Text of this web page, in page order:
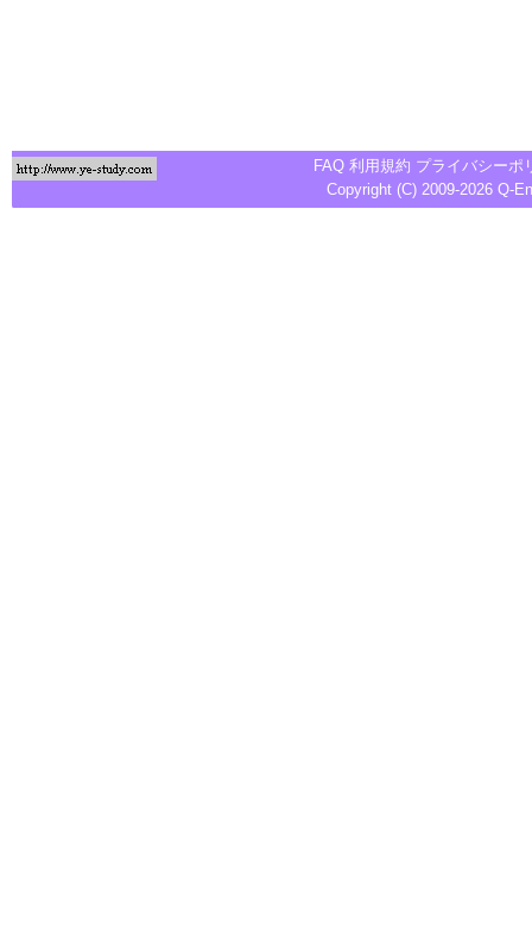
FAQ 利用規約 プライバシーポ
Copyright (C) 2009-2026 Q-